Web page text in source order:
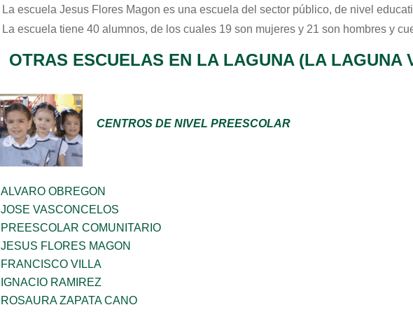
La escuela Jesus Flores Magon es una escuela del sector público, de nivel
La escuela tiene 40 alumnos, de los cuales 19 son mujeres y 21 son hombres y
OTRAS ESCUELAS EN LA LAGUNA (LA LAGUNA
CENTROS DE NIVEL PREESCOLAR
ALVARO OBREGON
JOSE VASCONCELOS
PREESCOLAR COMUNITARIO
JESUS FLORES MAGON
FRANCISCO VILLA
IGNACIO RAMIREZ
ROSAURA ZAPATA CANO